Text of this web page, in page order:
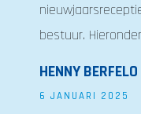
bestuur.
HENNY
6 JANUARI 2025